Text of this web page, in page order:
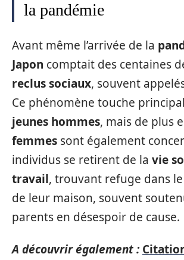
la pandémie
Avant même l’arrivée de la
Japon comptait des centaines
reclus sociaux, souvent
Ce phénomène touche
jeunes hommes, mais de plus
femmes sont également
individus se retirent de la vie
travail, trouvant refuge dans
de leur maison, souvent
parents en désespoir de cause.
A découvrir également :